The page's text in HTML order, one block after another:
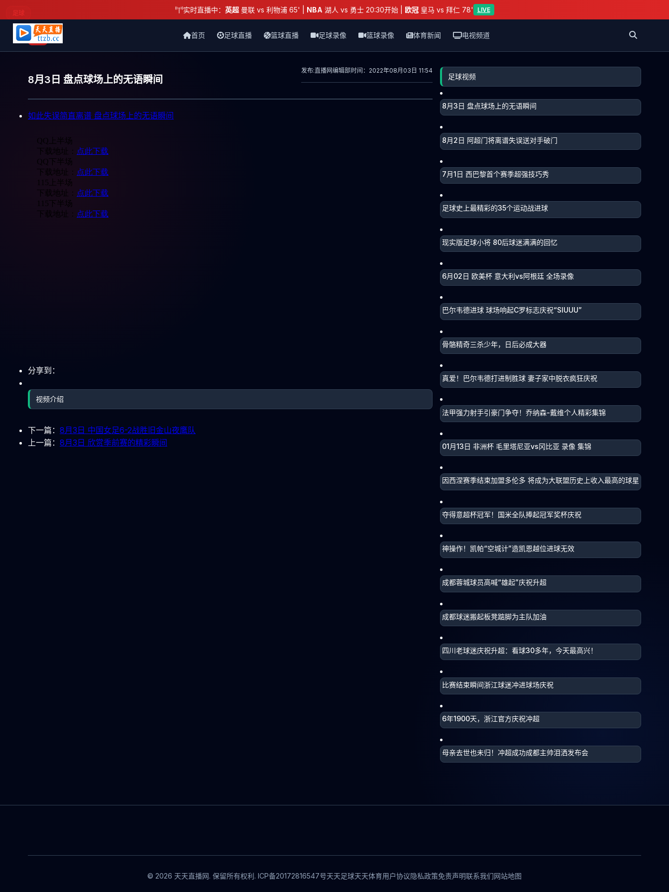
实时直播中： 英超曼联 vs 利物浦 65' | NBA 湖人 vs 勇士 20:30开始 | 欧冠皇马 vs 拜仁 78' LIVE
天天直播网
首页 足球直播 篮球直播 足球录像 篮球录像 体育新闻 电视频道
8月3日 盘点球场上的无语瞬间
发布:直播网编辑部时间：2022年08月03日 11:54
足球
如此失误简直离谱 盘点球场上的无语瞬间
分享到：
视频介绍
下一篇： 8月3日 中国女足6-2战胜旧金山夜鹰队
上一篇： 8月3日 欣赏季前赛的精彩瞬间
足球视频
8月3日 盘点球场上的无语瞬间
8月2日 阿超门将离谱失误送对手破门
7月1日 西巴黎首个赛季超强技巧秀
足球史上最精彩的35个运动战进球
现实版足球小将 80后球迷满满的回忆
6月02日 欧美杯 意大利vs阿根廷 全场录像
巴尔韦德进球 球场响起C罗标志庆祝“SIUUU”
骨骼精奇三杀少年，日后必成大器
真爱！巴尔韦德打进制胜球 妻子家中脱衣疯狂庆祝
法甲强力射手引豪门争夺！乔纳森-戴维个人精彩集锦
01月13日 非洲杯 毛里塔尼亚vs冈比亚 录像 集锦
因西涅赛季结束加盟多伦多 将成为大联盟历史上收入最高的球星
夺得意超杯冠军！国米全队捧起冠军奖杯庆祝
神操作！凯帕“空城计”造凯恩越位进球无效
成都蓉城球员高喊“雄起”庆祝升超
成都球迷搬起板凳踮脚为主队加油
四川老球迷庆祝升超：看球30多年，今天最高兴！
比赛结束瞬间浙江球迷冲进球场庆祝
6年1900天，浙江官方庆祝冲超
母亲去世也未归！冲超成功成都主帅泪洒发布会
© 2026 天天直播网. 保留所有权利. ICP备20172816547号天天足球天天体育用户协议隐私政策免责声明联系我们网站地图